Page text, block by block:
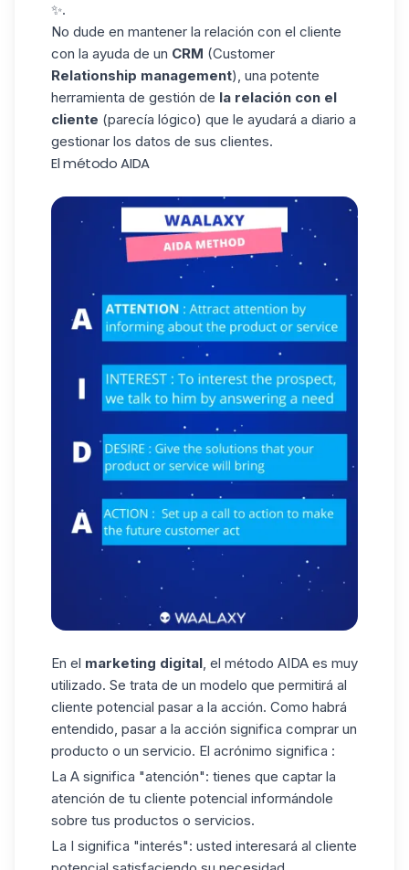
✨.
No dude en mantener la relación con el cliente
con la ayuda de un CRM (Customer
Relationship management), una potente
herramienta de gestión de la relación con el
cliente (parecía lógico) que le ayudará a diario a
gestionar los datos de sus clientes.
El método AIDA
En el marketing digital, el método AIDA es muy
utilizado. Se trata de un modelo que permitirá al
cliente potencial pasar a la acción. Como habrá
entendido, pasar a la acción significa comprar un
producto o un servicio. El acrónimo significa :
La A significa "atención": tienes que captar la
atención de tu cliente potencial informándole
sobre tus productos o servicios.
La I significa "interés": usted interesará al cliente